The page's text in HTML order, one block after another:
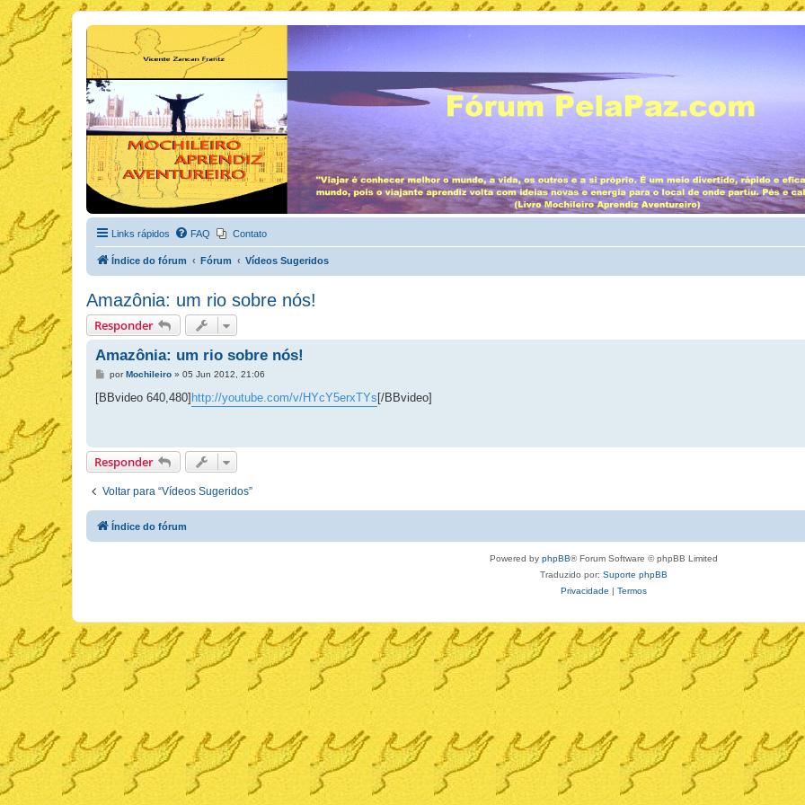
Links rápidos FAQ Contato
Índice do fórum Fórum Vídeos Sugeridos
Amazônia: um rio sobre nós!
Responder
Amazônia: um rio sobre nós!
M
n
m
porMochileiro» 05 Jun 2012, 21:06
[BBvideo 640,480] http://youtube.com/v/HYcY5erxTYs [/BBvideo]
Responder
Voltar para “Vídeos Sugeridos”
Índice do fórum
Powered by phpBB® Forum Software © phpBB Limited
Traduzido por: Suporte phpBB
Privacidade | Termos